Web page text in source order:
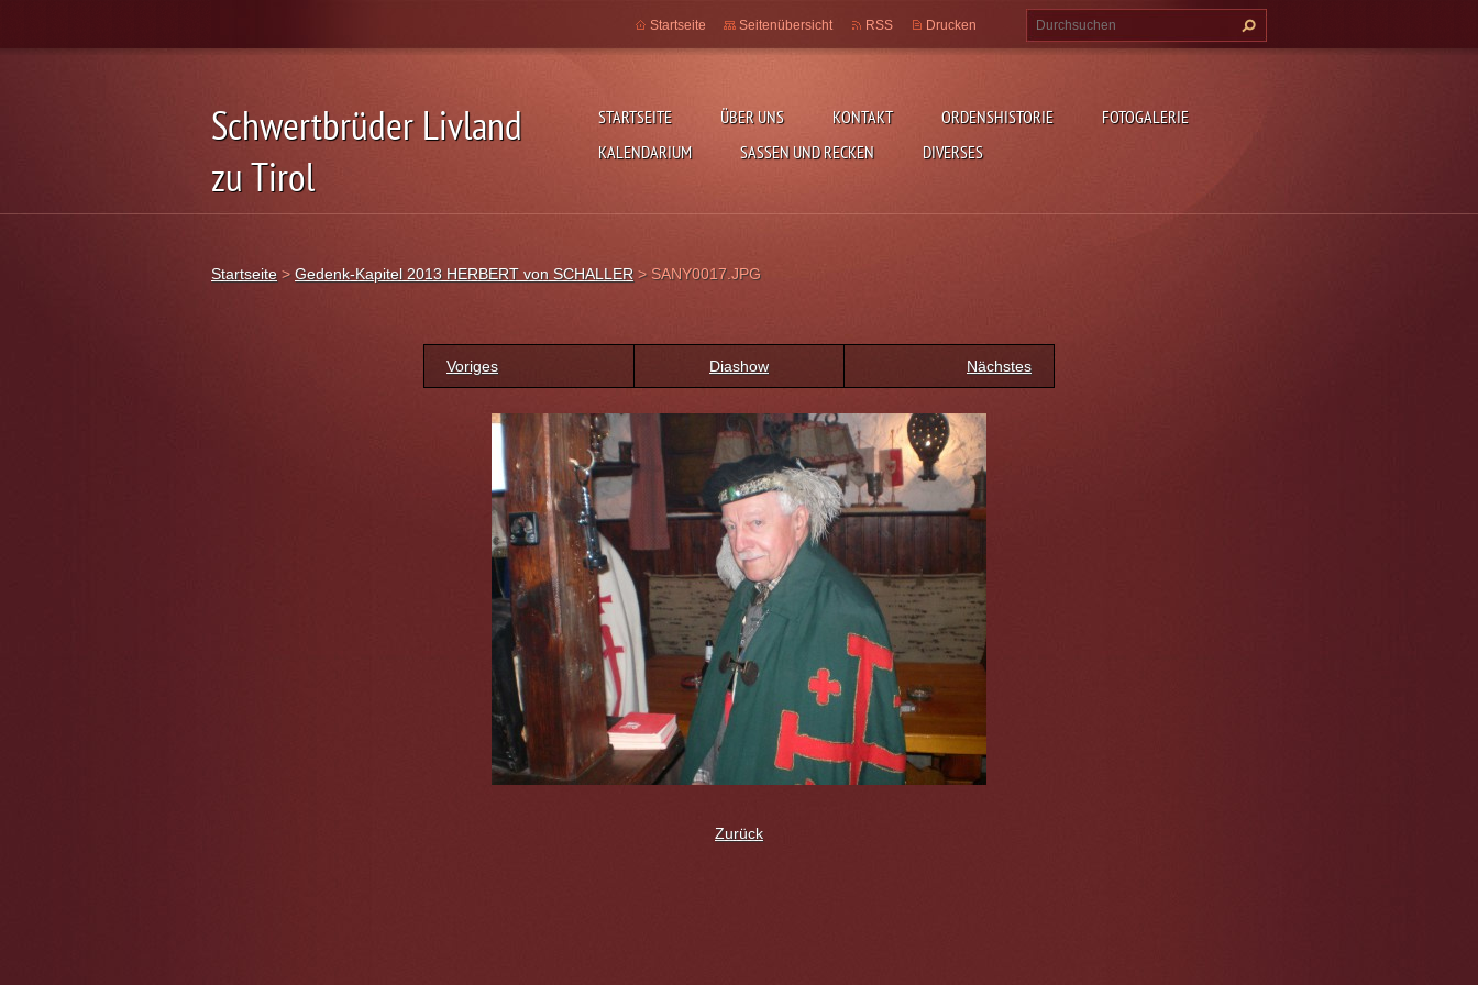
Schwertbrüder Livland
zu Tirol
WILLKOMMEN
STARTSEITE ÜBER UNS KONTAKT ORDENSHISTORIE
FOTOGALERIE
KALENDARIUM
SASSEN UND RECKEN DIVERSES
Startseite Seitenübersicht RSS Drucken
Startseite >Gedenk-Kapitel 2013 HERBERT von SCHALLER > SANY0017.JPG
Voriges Diashow Nächstes
Zurück